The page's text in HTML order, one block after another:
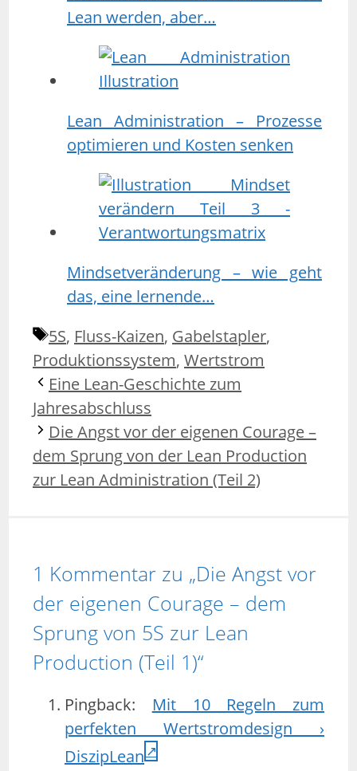
Lean werden, aber…
Lean Administration – Prozesse
optimieren und Kosten senken
Mindsetveränderung – wie geht
das, eine lernende…
Schlagwörter
5S, Fluss-Kaizen, Gabelstapler,
Produktionssystem, Wertstrom
Eine Lean-Geschichte zum
Jahresabschluss
Die Angst vor der eigenen Courage –
dem Sprung von der Lean Production
zur Lean Administration (Teil 2)
1 Kommentar zu „Die Angst vor
der eigenen Courage – dem
Sprung von 5S zur Lean
Production (Teil 1)“
Pingback: Mit 10 Regeln zum
perfekten Wertstromdesign ›
DiszipLean